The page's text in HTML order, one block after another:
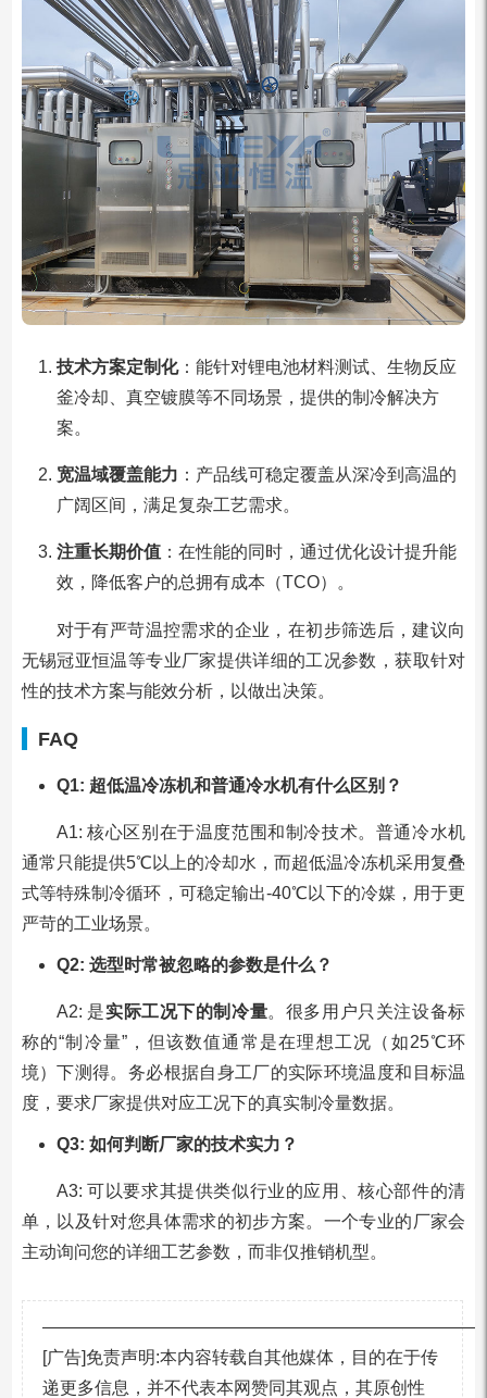
技术方案定制化：能针对锂电池材料测试、生物反应
釜冷却、真空镀膜等不同场景，提供的制冷解决方
案。
宽温域覆盖能力 ：产品线可稳定覆盖从深冷到高温的
广阔区间，满足复杂工艺需求。
注重长期价值：在性能的同时，通过优化设计提升能
效，降低客户的总拥有成本（TCO）。
对于有严苛温控需求的企业，在初步筛选后，建议向
无锡冠亚恒温等专业厂家提供详细的工况参数，获取针对
性的技术方案与能效分析，以做出决策。
FAQ
Q1: 超低温冷冻机和普通冷水机有什么区别？
A1: 核心区别在于温度范围和制冷技术。普通冷水机
通常只能提供5℃以上的冷却水，而超低温冷冻机采用复叠
式等特殊制冷循环，可稳定输出-40℃以下的冷媒，用于更
严苛的工业场景。
Q2: 选型时常被忽略的参数是什么？
A2: 是实际工况下的制冷量。很多用户只关注设备标
称的“制冷量”，但该数值通常是在理想工况（如25℃环
境）下测得。务必根据自身工厂的实际环境温度和目标温
度，要求厂家提供对应工况下的真实制冷量数据。
Q3: 如何判断厂家的技术实力？
A3: 可以要求其提供类似行业的应用、核心部件的清
单，以及针对您具体需求的初步方案。一个专业的厂家会
主动询问您的详细工艺参数，而非仅推销机型。
[广告]免责声明:本内容转载自其他媒体，目的在于传
递更多信息，并不代表本网赞同其观点，其原创性